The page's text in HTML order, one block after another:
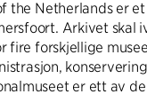
the Netherlands er
Arkivet skal
fire forskjellige
er ett av